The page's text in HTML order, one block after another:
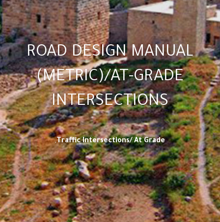
ROAD DESIGN MANUAL
(METRIC)/AT-GRADE
INTERSECTIONS
Traffic Intersections/ At Grade
,